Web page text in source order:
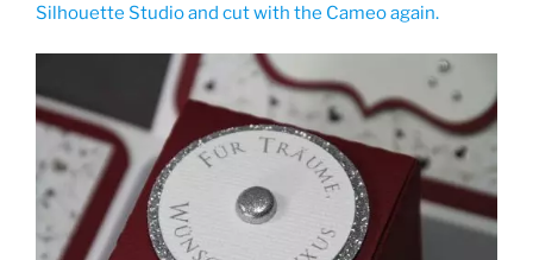
Silhouette Studio and cut with the Cameo again.